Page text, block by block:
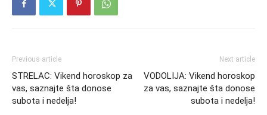
Previous article
STRELAC: Vikend horoskop za
vas, saznajte šta donose
subota i nedelja!
Next article
VODOLIJA: Vikend horoskop
za vas, saznajte šta donose
subota i nedelja!